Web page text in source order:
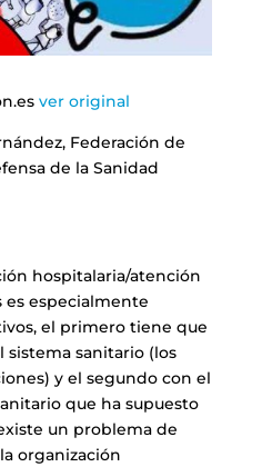
ver original
Federación de
de la Sanidad
hospitalaria/atención
es especialmente
el primero tiene que
sistema sanitario (los
y el segundo con el
que ha supuesto
un problema de
organización